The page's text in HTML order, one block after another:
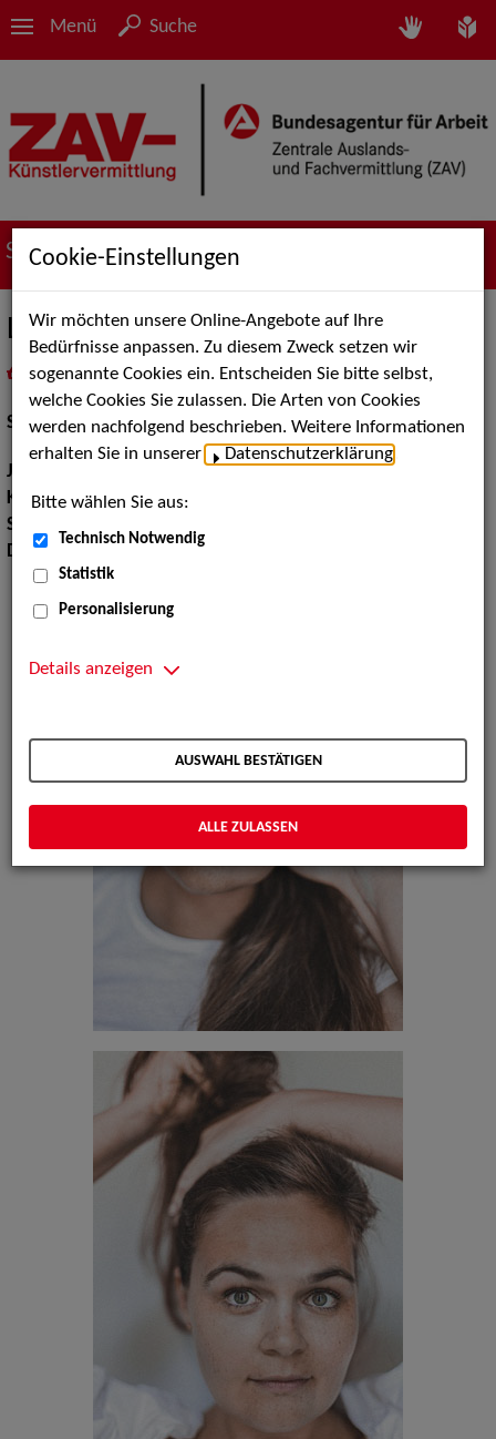
Menü Suche
Suche nach Künstler*innen
Lina-Sophie Weide
als PDF speichern
inMeine Merklistelegen
Schauspiel:Bühne
Jahrgang:
Körpergröße:172 cm
Sprachen:
Dialekte:
Bayerisch, Österreichisch
Cookie-Einstellungen
Wir möchten unsere Online-Angebote auf Ihre
Bedürfnisse anpassen. Zu diesem Zweck setzen wir
sogenannte Cookies ein. Entscheiden Sie bitte selbst,
welche Cookies Sie zulassen. Die Arten von Cookies
werden nachfolgend beschrieben. Weitere Informationen
erhalten Sie in unserer
Datenschutzerklärung
Bitte wählen Sie aus:
Technisch Notwendig
Statistik
Personalisierung
Details anzeigen
AUSWAHL BESTÄTIGEN
ALLE ZULASSEN